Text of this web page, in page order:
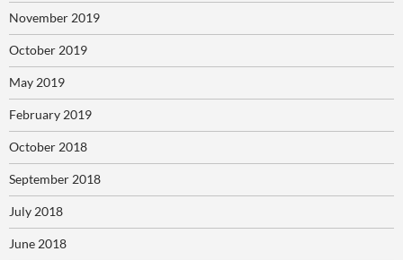
November 2019
October 2019
May 2019
February 2019
October 2018
September 2018
July 2018
June 2018